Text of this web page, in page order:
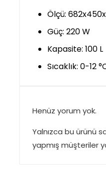
Ölçü:
Güç: 220 W
Kapasite: 100 L
Sıcaklık: 0-12
Henüz yorum yok.
Yalnızca bu ürünü
yapmış müşteriler